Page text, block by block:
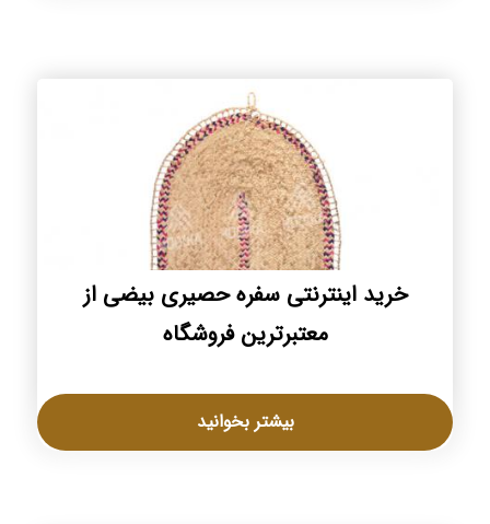
خرید اینترنتی سفره حصیری بیضی از
معتبرترین فروشگاه
بیشتر بخوانید